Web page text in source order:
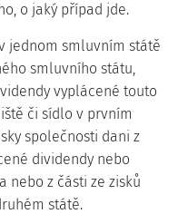
o jaký případ jde.
jednom smluvním státě
smluvního státu,
vyplácené touto
či sídlo v prvním
společnosti dani z
dividendy nebo
nebo z části ze zisků
státě.